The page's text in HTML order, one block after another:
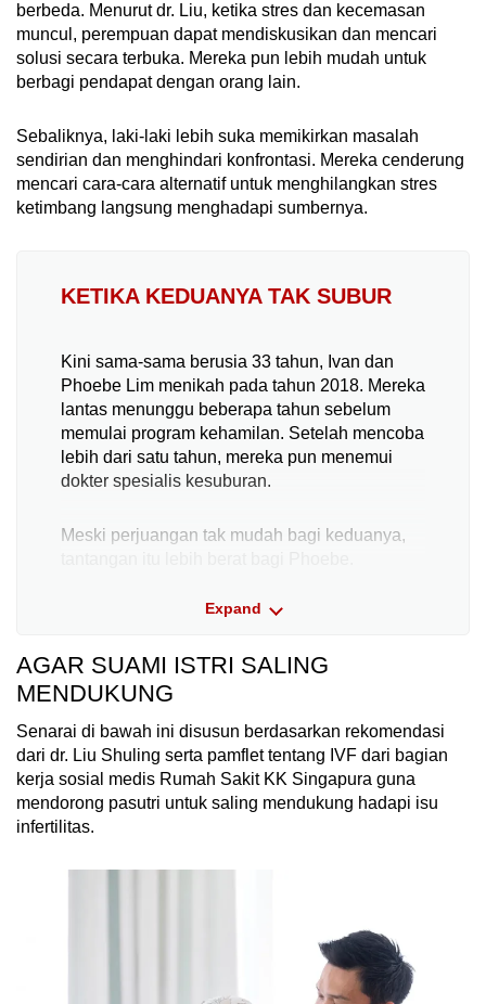
berbeda. Menurut dr. Liu, ketika stres dan kecemasan
muncul, perempuan dapat mendiskusikan dan mencari
solusi secara terbuka. Mereka pun lebih mudah untuk
berbagi pendapat dengan orang lain.
Sebaliknya, laki-laki lebih suka memikirkan masalah
sendirian dan menghindari konfrontasi. Mereka cenderung
mencari cara-cara alternatif untuk menghilangkan stres
ketimbang langsung menghadapi sumbernya.
KETIKA KEDUANYA TAK SUBUR
Kini sama-sama berusia 33 tahun, Ivan dan
Phoebe Lim menikah pada tahun 2018. Mereka
lantas menunggu beberapa tahun sebelum
memulai program kehamilan. Setelah mencoba
lebih dari satu tahun, mereka pun menemui
dokter spesialis kesuburan.
Meski perjuangan tak mudah bagi keduanya,
Kata Phoebe: "Walaupun yang kami hadapi
kombinasi dari keduanya, saya merasa
sayalah yang harus disalahkan."
Tiap kali mereka membuka diri kepada teman-
teman tentang apa yang mereka hadapi, fokus
percakapan seketika beralih ke Phoebe.
"Mereka tanya ke saya, apa saya pernah begini
begitu untuk meningkatkan atau mengurangi
mengandung, bukan berarti suami tidak
Expand
AGAR SUAMI ISTRI SALING
MENDUKUNG
Senarai di bawah ini disusun berdasarkan rekomendasi
dari dr. Liu Shuling serta pamflet tentang IVF dari bagian
kerja sosial medis Rumah Sakit KK Singapura guna
mendorong pasutri untuk saling mendukung hadapi isu
infertilitas.